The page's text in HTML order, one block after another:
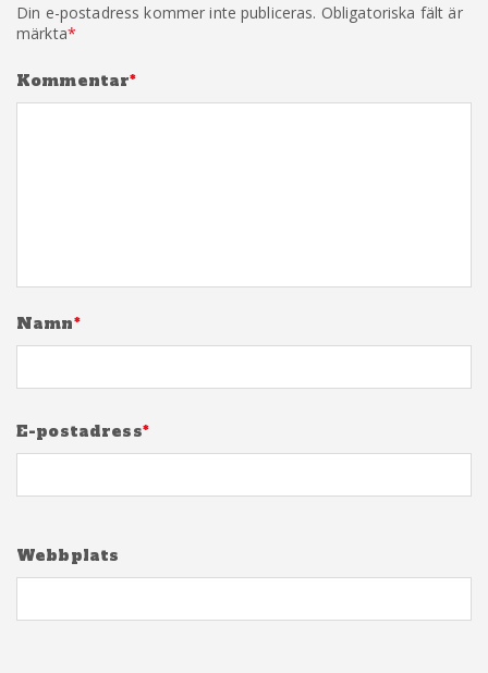
Din e-postadress kommer inte publiceras. Obligatoriska fält är
märkta*
Kommentar*
Namn*
E-postadress*
Webbplats